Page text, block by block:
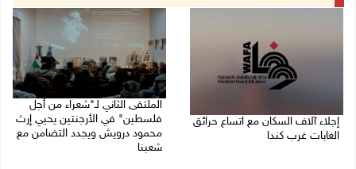
إجلاء آلاف السكان مع اتساع حرائق
الغابات غرب كندا
الملتقى الثاني لـ"شعراء من أجل
فلسطين" في الأرجنتين يحيي إرث
محمود درويش ويجدد التضامن مع
شعبنا